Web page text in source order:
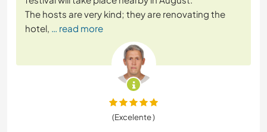
The hosts are very kind; they are renovating the
hotel, … read more
(Excelente )